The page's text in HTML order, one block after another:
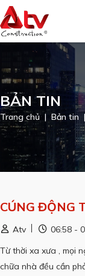
BẢN TIN
Trang chủ Bản tin
CÚNG ĐỘNG
Atv
06:58 -
Từ thời xa xưa , mọi
chữa nhà đều cần